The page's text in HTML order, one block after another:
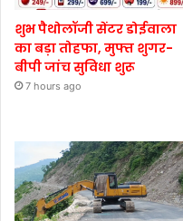
शुभ पैथोलॉजी सेंटर डोईवाला
का बड़ा तोहफा, मुफ्त शुगर-
बीपी जांच सुविधा शुरू
7 hours ago